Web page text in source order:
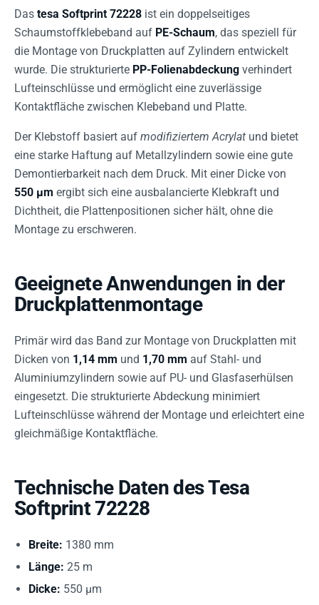
Das tesa Softprint 72228 ist ein doppelseitiges
Schaumstoffklebeband auf PE-Schaum, das speziell für
die Montage von Druckplatten auf Zylindern entwickelt
wurde. Die strukturierte PP-Folienabdeckung verhindert
Lufteinschlüsse und ermöglicht eine zuverlässige
Kontaktfläche zwischen Klebeband und Platte.
Der Klebstoff basiert auf modifiziertem Acrylat und bietet
eine starke Haftung auf Metallzylindern sowie eine gute
Demontierbarkeit nach dem Druck. Mit einer Dicke von
550 µm ergibt sich eine ausbalancierte Klebkraft und
Dichtheit, die Plattenpositionen sicher hält, ohne die
Montage zu erschweren.
Geeignete Anwendungen in der
Druckplattenmontage
Primär wird das Band zur Montage von Druckplatten mit
Dicken von 1,14 mm und 1,70 mm auf Stahl- und
Aluminiumzylindern sowie auf PU- und Glasfaserhülsen
eingesetzt. Die strukturierte Abdeckung minimiert
Lufteinschlüsse während der Montage und erleichtert eine
gleichmäßige Kontaktfläche.
Technische Daten des Tesa
Softprint 72228
Breite: 1380 mm
Länge: 25 m
Dicke: 550 µm